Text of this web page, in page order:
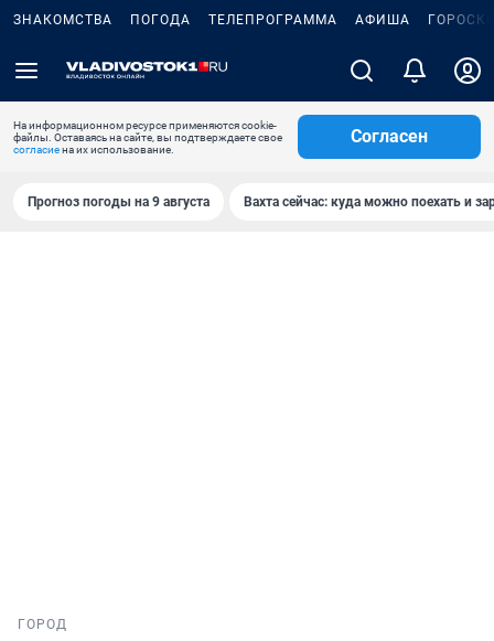
ЗНАКОМСТВА ПОГОДА ТЕЛЕПРОГРАММА АФИША
На информационном ресурсе применяются cookie-
файлы. Оставаясь на сайте, вы подтверждаете свое
согласиена их использование.
Согласен
Прогноз погоды на 9 августа Вахта сейчас: куда можно поехать и
ГОРОД